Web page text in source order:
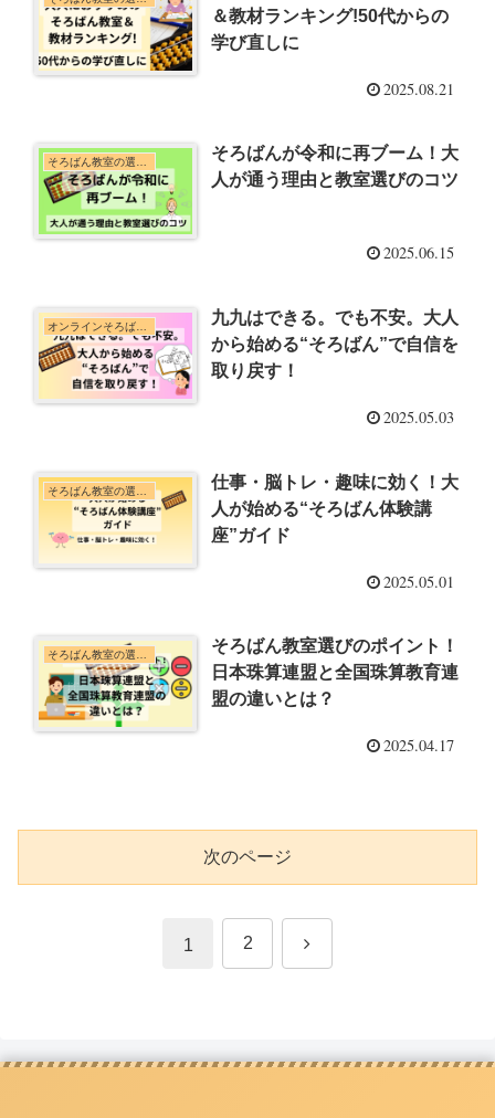
＆教材ランキング!50代からの
学び直しに
2025.08.21
そろばん教室の選び方・体験談
そろばんが令和に再ブーム！大
人が通う理由と教室選びのコツ
2025.06.15
オンラインそろばん教室
九九はできる。でも不安。大人
から始める“そろばん”で自信を
取り戻す！
2025.05.03
仕事・脳トレ・趣味に効く！大
人が始める“そろばん体験講
座”ガイド
2025.05.01
そろばん教室選びのポイント！
日本珠算連盟と全国珠算教育連
盟の違いとは？
2025.04.17
次のページ
1 2 次